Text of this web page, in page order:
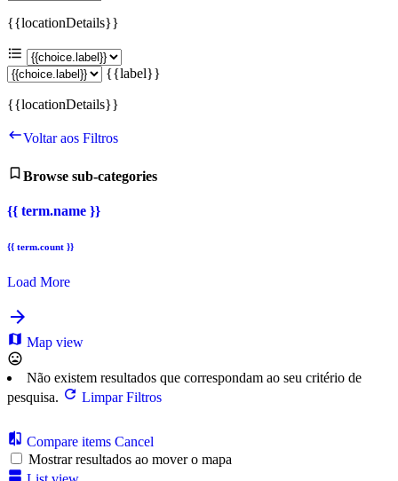
{{locationDetails}}
{{label}}
{{locationDetails}}
Voltar aos Filtros
Browse sub-categories
{{ term.name }}
{{ term.count }}
Load More
Map view
Não existem resultados que correspondam ao seu critério de
pesquisa.
Limpar Filtros
Compare items Cancel
Mostrar resultados ao mover o mapa